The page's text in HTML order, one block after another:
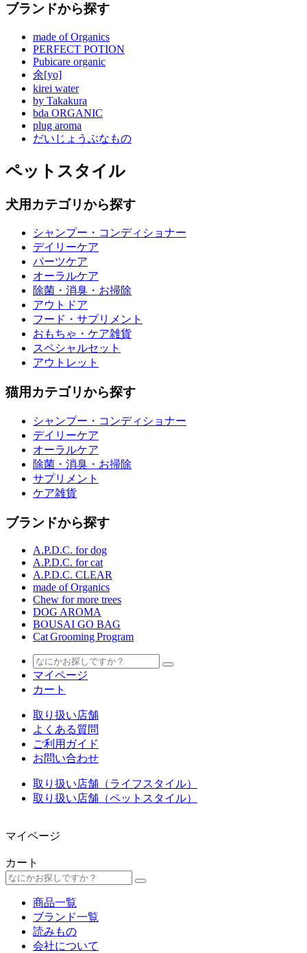
ブランドから探す
made of Organics
PERFECT POTION
Pubicare organic
余[yo]
kirei water
by Takakura
bda ORGANIC
plug aroma
だいじょうぶなもの
ペットスタイル
犬用カテゴリから探す
シャンプー・コンディショナー
デイリーケア
パーツケア
オーラルケア
除菌・消臭・お掃除
アウトドア
フード・サプリメント
おもちゃ・ケア雑貨
スペシャルセット
アウトレット
猫用カテゴリから探す
シャンプー・コンディショナー
デイリーケア
オーラルケア
除菌・消臭・お掃除
サプリメント
ケア雑貨
ブランドから探す
A.P.D.C. for dog
A.P.D.C. for cat
A.P.D.C. CLEAR
made of Organics
Chew for more trees
DOG AROMA
BOUSAI GO BAG
Cat Grooming Program
マイページ
カート
取り扱い店舗
よくある質問
ご利用ガイド
お問い合わせ
取り扱い店舗（ライフスタイル）
取り扱い店舗（ペットスタイル）
マイページ
カート
商品一覧
ブランド一覧
読みもの
会社について